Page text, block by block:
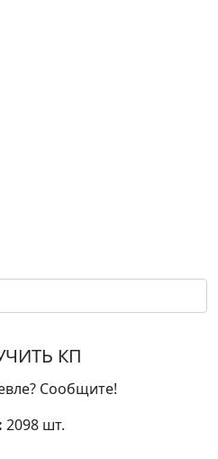
КП
Сообщите!
2098 шт.